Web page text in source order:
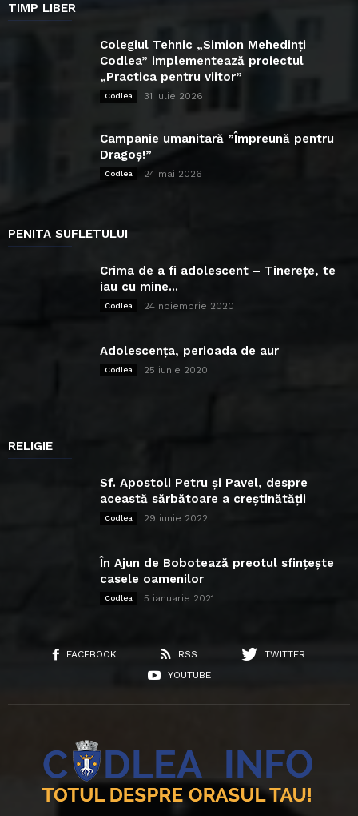
TIMP LIBER
Colegiul Tehnic „Simion Mehedinți
Codlea” implementează proiectul
„Practica pentru viitor”
Codlea 31 iulie 2026
Campanie umanitară ”Împreună pentru
Dragoș!”
Codlea 24 mai 2026
PENITA SUFLETULUI
Crima de a fi adolescent – Tinerețe, te
iau cu mine...
Codlea 24 noiembrie 2020
Adolescența, perioada de aur
Codlea 25 iunie 2020
RELIGIE
Sf. Apostoli Petru și Pavel, despre
această sărbătoare a creștinătății
Codlea 29 iunie 2022
În Ajun de Bobotează preotul sfințește
casele oamenilor
Codlea 5 ianuarie 2021
FACEBOOK RSS
TWITTER
YOUTUBE